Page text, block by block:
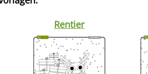
Rentier